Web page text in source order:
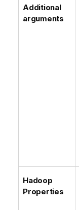
Additional
arguments
Hadoop
Properties